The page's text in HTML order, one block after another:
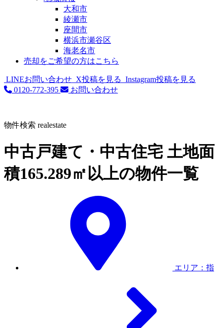
大和市
綾瀬市
座間市
横浜市瀬谷区
海老名市
売却をご希望の方はこちら
LINEお問い合わせ X投稿を見る Instagram投稿を見る
0120-772-395
お問い合わせ
物件検索 realestate
中古戸建て・中古住宅 土地面
積165.289㎡以上の物件一覧
エリア：指